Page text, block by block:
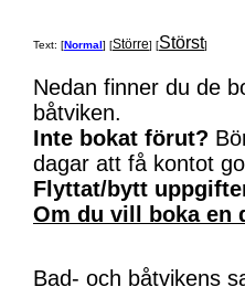
Text: [Normal] [Större] [Störst]
Nedan finner du de
båtviken.
Inte bokat förut?
dagar att få kontot
Flyttat/bytt
Om du vill boka en
Bad- och båtvikens